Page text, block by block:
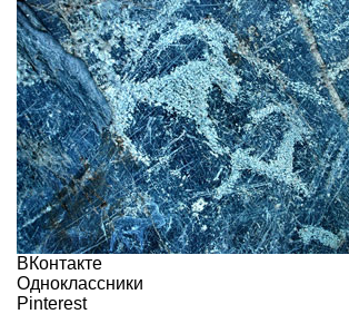
ВКонтакте
Одноклассники
Pinterest